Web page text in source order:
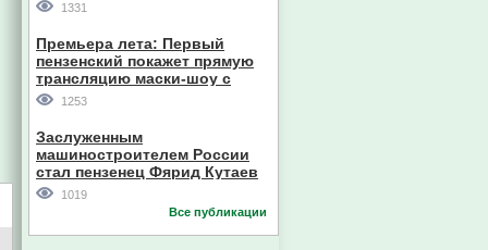
1331
Премьера лета: Первый
пензенский покажет прямую
трансляцию маски-шоу с
участием компании из Южной
1253
Заслуженным
машиностроителем России
стал пензенец Фярид Кутаев
1019
Все публикации